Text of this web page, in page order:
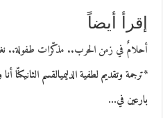
إقرأ أيضاً
أحلامٌ في زمن الحرب.. مذكّرات طفولة..
*ترجمة وتقديم لطفية الدليميالقسم
بارعين في…